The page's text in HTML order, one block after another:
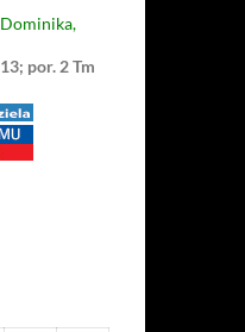
por. 2 Tm